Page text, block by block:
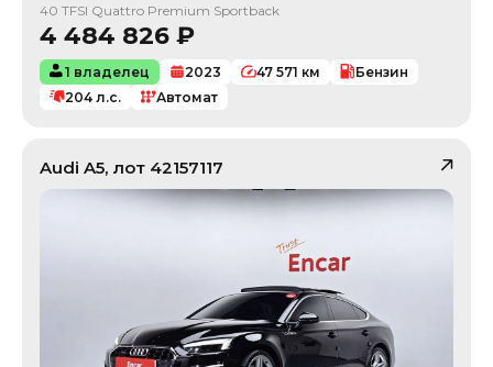
40 TFSI Quattro Premium Sportback
4 484 826 ₽
1 владелец 2023 47 571 км
Бензин
204 л.с. Автомат
Audi A5, лот 42157117